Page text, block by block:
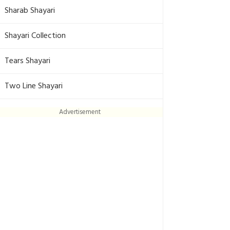
Sharab Shayari
Shayari Collection
Tears Shayari
Two Line Shayari
Advertisement